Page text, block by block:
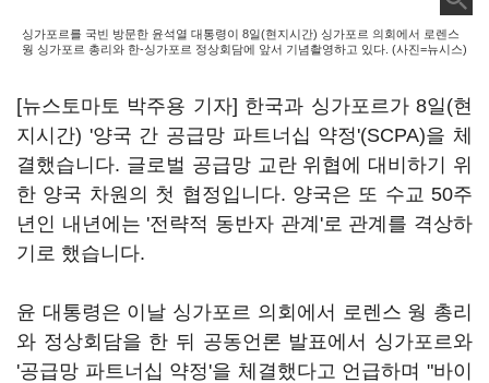
싱가포르를 국빈 방문한 윤석열 대통령이 8일(현지시간) 싱가포르 의회에서 로렌스
웡 싱가포르 총리와 한-싱가포르 정상회담에 앞서 기념촬영하고 있다. (사진=뉴시스)
[뉴스토마토 박주용 기자] 한국과 싱가포르가 8일(현
지시간) '양국 간 공급망 파트너십 약정'(SCPA)을 체
결했습니다. 글로벌 공급망 교란 위협에 대비하기 위
한 양국 차원의 첫 협정입니다. 양국은 또 수교 50주
년인 내년에는 '전략적 동반자 관계'로 관계를 격상하
기로 했습니다.
윤 대통령은 이날 싱가포르 의회에서 로렌스 웡 총리
와 정상회담을 한 뒤 공동언론 발표에서 싱가포르와
'공급망 파트너십 약정'을 체결했다고 언급하며 "바이